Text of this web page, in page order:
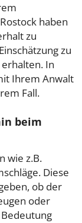
haben
zu
zu
In
Ihrem Anwalt
Fall.
beim
wie z.B.
Diese
ob der
oder